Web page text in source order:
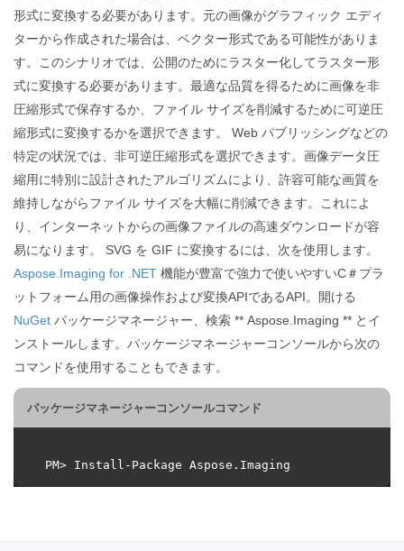
形式に変換する必要があります。元の画像がグラフィック エディ
ターから作成された場合は、ベクター形式である可能性がありま
す。このシナリオでは、公開のためにラスター化してラスター形
式に変換する必要があります。最適な品質を得るために画像を非
圧縮形式で保存するか、ファイル サイズを削減するために可逆圧
縮形式に変換するかを選択できます。 Web パブリッシングなどの
特定の状況では、非可逆圧縮形式を選択できます。画像データ圧
縮用に特別に設計されたアルゴリズムにより、許容可能な画質を
維持しながらファイル サイズを大幅に削減できます。これによ
り、インターネットからの画像ファイルの高速ダウンロードが容
易になります。 SVG を GIF に変換するには、次を使用します。
Aspose.Imaging for .NET 機能が豊富で強力で使いやすいC＃プラ
ットフォーム用の画像操作および変換APIであるAPI。開ける
NuGet パッケージマネージャー、検索 ** Aspose.Imaging ** とイ
ンストールします。パッケージマネージャーコンソールから次の
コマンドを使用することもできます。
パッケージマネージャーコンソールコマンド